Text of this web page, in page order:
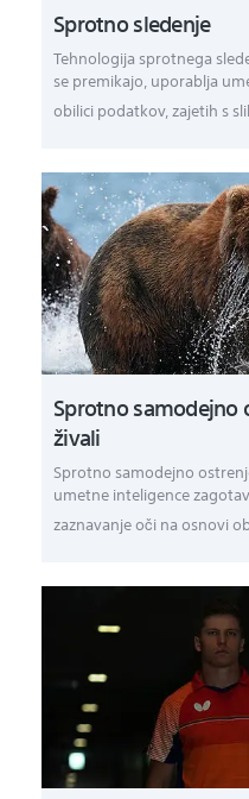
Sprotno sledenje
Tehnologija sprotnega
se premikajo, uporablja
obilici podatkov, zajetih s
Sprotno samodejno
živali
Sprotno samodejno
umetne inteligence
zaznavanje oči na osnovi